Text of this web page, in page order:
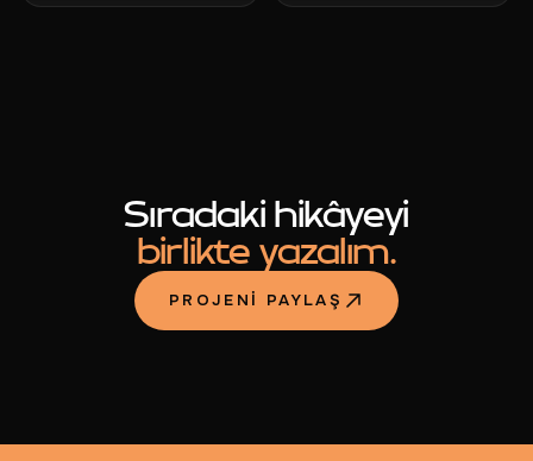
Sıradaki hikâyeyi
birlikte yazalım.
PROJENI PAYLAŞ